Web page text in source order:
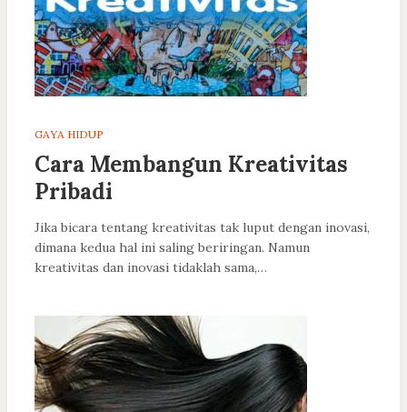
GAYA HIDUP
Cara Membangun Kreativitas
Pribadi
Jika bicara tentang kreativitas tak luput dengan inovasi,
dimana kedua hal ini saling beriringan. Namun
kreativitas dan inovasi tidaklah sama,…